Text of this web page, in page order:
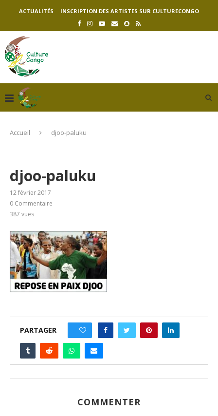
ACTUALITÉS INSCRIPTION DES ARTISTES SUR CULTURECONGO
Accueil djoo-paluku
djoo-paluku
12 février 2017
0 Commentaire
387 vues
PARTAGER
COMMENTER